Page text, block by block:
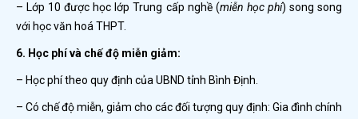
– Lớp 10 được học lớp Trung cấp nghề (miễn học phí) song song
với học văn hoá THPT.
6. Học phí và chế độ miễn giảm:
– Học phí theo quy định của UBND tỉnh Bình Định.
– Có chế độ miễn, giảm cho các đối tượng quy định: Gia đình chính